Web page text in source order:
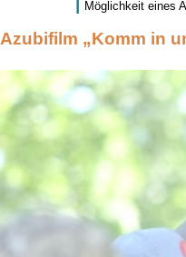
Möglichkeit eines
Azubifilm „Komm in